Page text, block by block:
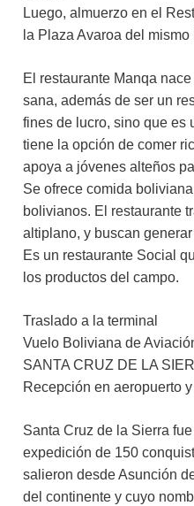
Luego, almuerzo en el
la Plaza Avaroa del
El restaurante Manqa
sana, además de ser un
fines de lucro, sino que es
tiene la opción de comer
apoya a jóvenes alteños
Se ofrece comida
bolivianos. El restaurante
altiplano, y buscan
Es un restaurante Social
los productos del campo.
Traslado a la terminal
Vuelo Boliviana de
SANTA CRUZ DE LA
Recepción en aeropuerto
Santa Cruz de la Sierra
expedición de 150
salieron desde Asunción
del continente y cuyo